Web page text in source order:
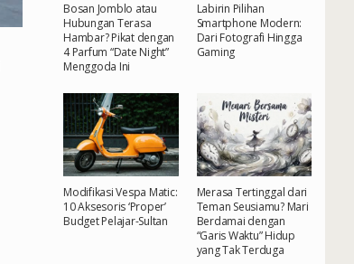
Bosan Jomblo atau
Hubungan Terasa
Hambar? Pikat dengan
4 Parfum “Date Night”
Menggoda Ini
Labirin Pilihan
Smartphone Modern:
Dari Fotografi Hingga
Gaming
Modifikasi Vespa Matic:
10 Aksesoris ‘Proper’
Budget Pelajar-Sultan
Merasa Tertinggal dari
Teman Seusiamu? Mari
Berdamai dengan
“Garis Waktu” Hidup
yang Tak Terduga